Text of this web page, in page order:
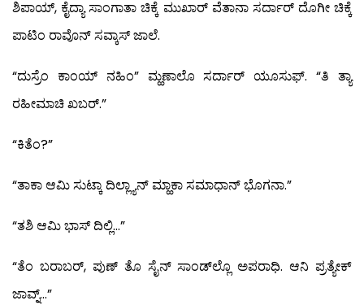
ಶಿಪಾಯ್, ಕೈದ್ಯಾ ಸಾಂಗಾತಾ ಚಿಕ್ಕೆ ಮುಖಾರ್ ವೆತಾನಾ ಸರ್ದಾರ್ ದೊಗೀ ಚಿಕ್ಕೆ
ಪಾಟಿಂ ರಾವೊನ್ ಸವ್ಕಾಸ್ ಜಾಲೆ.
“ದುಸ್ರೆಂ ಕಾಂಯ್ ನಹಿಂ” ಮ್ಹಣಾಲೊ ಸರ್ದಾರ್ ಯೂಸುಫ್. “ತಿ ತ್ಯಾ
ರಹೀಮಾಚಿ ಖಬರ್.”
“ಕಿತೆಂ?”
“ತಾಕಾ ಆಮಿ ಸುಟ್ಕಾ ದಿಲ್ಲ್ಯಾನ್ ಮ್ಹಾಕಾ ಸಮಾಧಾನ್ ಭೊಗನಾ.”
“ತಶಿ ಆಮಿ ಭಾಸ್ ದಿಲ್ಲಿ…”
“ತೆಂ ಬರಾಬರ್, ಪುಣ್ ತೊ ಸೈನ್ ಸಾಂಡ್‍ಲ್ಲೊ ಅಪರಾಧಿ. ಆನಿ ಪ್ರತ್ಯೇಕ್
ಜಾವ್ನ್…”